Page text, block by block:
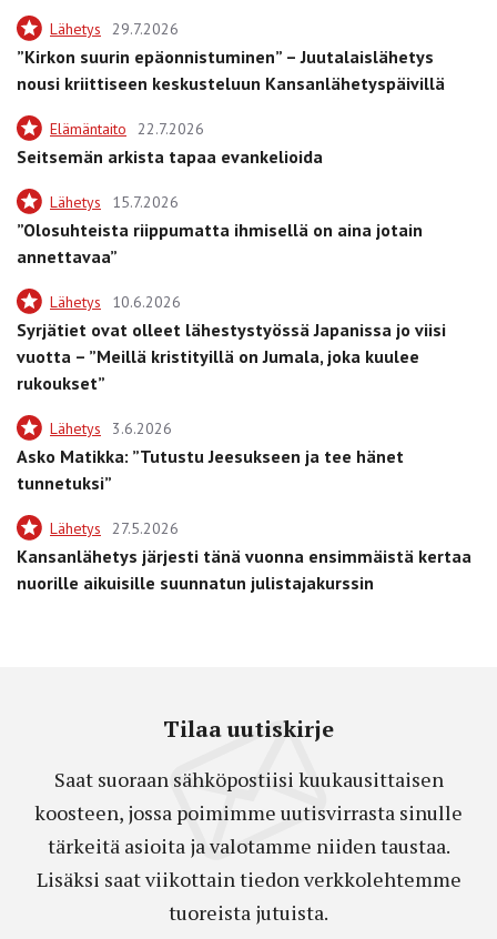
Lähetys 29.7.2026
”Kirkon suurin epäonnistuminen” – Juutalaislähetys
nousi kriittiseen keskusteluun Kansanlähetyspäivillä
Elämäntaito 22.7.2026
Seitsemän arkista tapaa evankelioida
Lähetys 15.7.2026
”Olosuhteista riippumatta ihmisellä on aina jotain
annettavaa”
Lähetys 10.6.2026
Syrjätiet ovat olleet lähestystyössä Japanissa jo viisi
vuotta – ”Meillä kristityillä on Jumala, joka kuulee
rukoukset”
Lähetys 3.6.2026
Asko Matikka: ”Tutustu Jeesukseen ja tee hänet
tunnetuksi”
Lähetys 27.5.2026
Kansanlähetys järjesti tänä vuonna ensimmäistä kertaa
nuorille aikuisille suunnatun julistajakurssin
Tilaa uutiskirje
Saat suoraan sähköpostiisi kuukausittaisen
koosteen, jossa poimimme uutisvirrasta sinulle
tärkeitä asioita ja valotamme niiden taustaa.
Lisäksi saat viikottain tiedon verkkolehtemme
tuoreista jutuista.